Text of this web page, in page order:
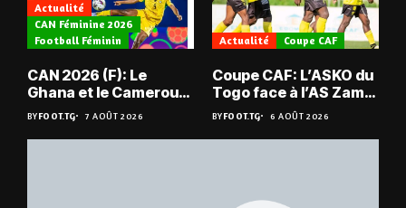
Actualité
CAN Féminine 2026
Football Féminin
CAN 2026 (F): Le
Ghana et le Cameroun
en quarts
BYFOOT.TG 7 AOÛT 2026
Actualité Coupe CAF
Coupe CAF: L’ASKO du
Togo face à l’AS Zam
du Niger
BYFOOT.TG 6 AOÛT 2026